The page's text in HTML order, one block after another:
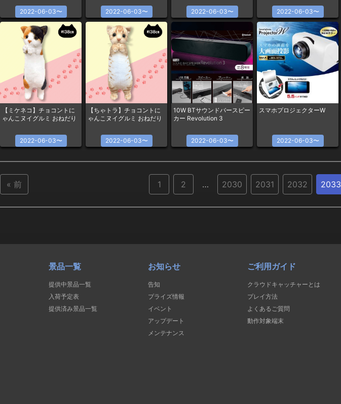
2022-06-03〜 2022-06-03〜 2022-06-03〜 2022-06-03〜
【ミケネコ】チョコントに
ゃんこヌイグルミ おねだり
2022-06-03〜
【ちゃトラ】チョコントに
ゃんこヌイグルミ おねだり
2022-06-03〜
10W BTサウンドバースピー
カー Revolution 3
2022-06-03〜
スマホプロジェクターW
2022-06-03〜
« 前 1 2 … 2030 2031 2032 2033
景品一覧
提供中景品一覧
入荷予定表
提供済み景品一覧
お知らせ
告知
プライズ情報
イベント
アップデート
メンテナンス
ご利用ガイド
クラウドキャッチャーとは
プレイ方法
よくあるご質問
動作対象端末